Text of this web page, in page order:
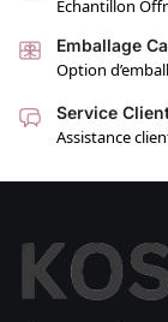
Échantillon
Emballage
Option
Service
Assistance